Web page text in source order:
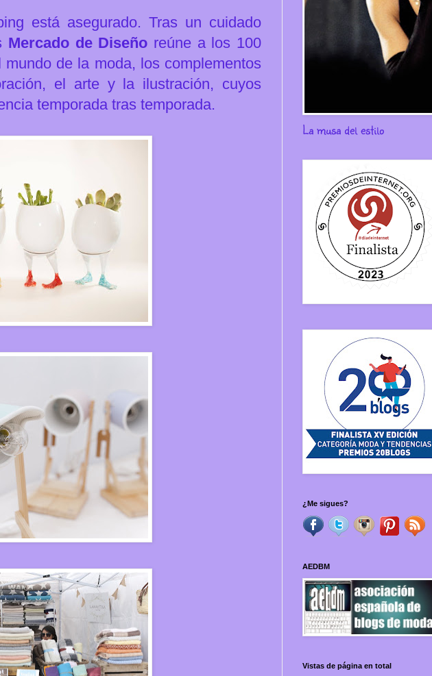
está asegurado. Tras un cuidado
Mercado de Diseño reúne a los 100
de la moda, los complementos
el arte y la ilustración, cuyos
temporada tras temporada.
La musa del estilo
¿Me sigues?
AEDBM
Vistas de página en total